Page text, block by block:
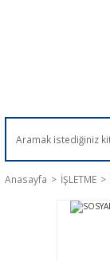
Anasayfa İŞLETME